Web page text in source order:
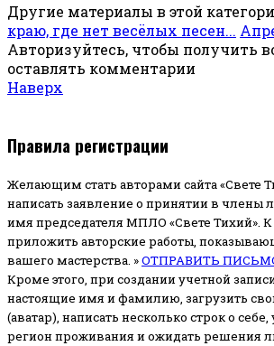
Другие материалы в этой
краю, где нет весёлых песен...
Авторизуйтесь, чтобы получить
оставлять комментарии
Наверх
Правила регистрации
Желающим стать авторами сайта «Свете
написать заявление о принятии в члены
имя председателя МПЛО «Свете Тихий». К
приложить авторские работы,
вашего мастерства. »ОТПРАВИТЬ
Кроме этого, при создании учетной
настоящие имя и фамилию, загрузить
(аватар), написать несколько строк о себе,
регион проживания и ожидать решения